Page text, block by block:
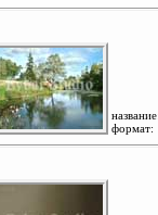
формат: